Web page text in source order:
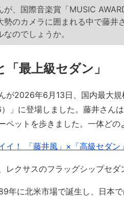
が、国際音楽賞「MUSIC
勢のカメラに囲まれる中で藤井
のでしょうか。
「最上級セダン」
が2026年6月13日、国内最大
」に登場しました。藤井さん
ペットを歩きました。一体どの
イ！ 「藤井風」×「高級セダン
クサスのフラッグシップセダ
年に北米市場で誕生し、日本